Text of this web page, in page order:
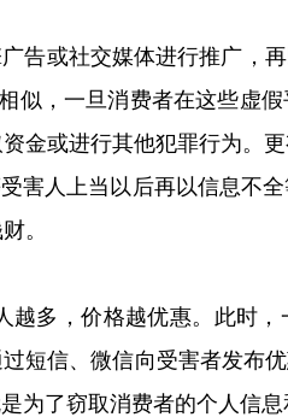
告或社交媒体进行推广，
似，一旦消费者在这些虚
金或进行其他犯罪行为。
害人上当以后再以信息不
。
多，价格越优惠。此时
短信、微信向受害者发布
为了窃取消费者的个人信息